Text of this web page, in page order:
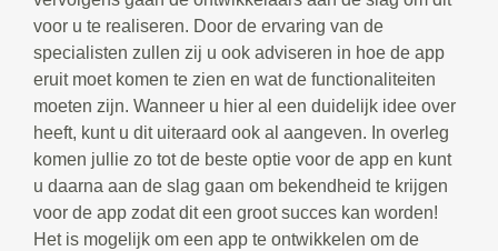
voor u te realiseren. Door de ervaring van de
specialisten zullen zij u ook adviseren in hoe de app
eruit moet komen te zien en wat de functionaliteiten
moeten zijn. Wanneer u hier al een duidelijk idee over
heeft, kunt u dit uiteraard ook al aangeven. In overleg
komen jullie zo tot de beste optie voor de app en kunt
u daarna aan de slag gaan om bekendheid te krijgen
voor de app zodat dit een groot succes kan worden!
Het is mogelijk om een app te ontwikkelen om de